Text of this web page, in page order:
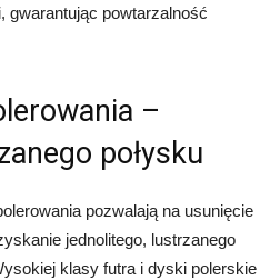
gwarantując powtarzalność
–
połysku
pozwalają na usunięcie
jednolitego, lustrzanego
klasy futra i dyski polerskie